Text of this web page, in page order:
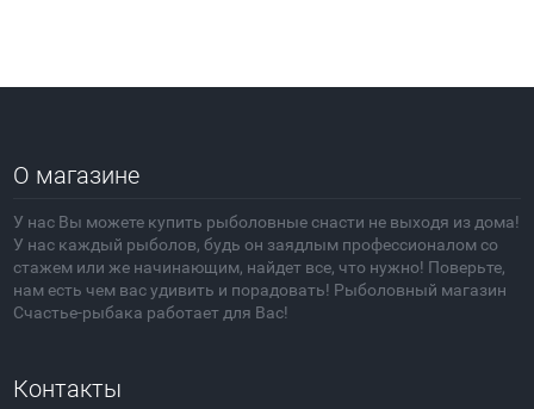
О магазине
У нас Вы можете купить рыболовные снасти не выходя из дома!
У нас каждый рыболов, будь он заядлым профессионалом со
стажем или же начинающим, найдет все, что нужно! Поверьте,
нам есть чем вас удивить и порадовать! Рыболовный магазин
Счастье-рыбака работает для Вас!
Контакты